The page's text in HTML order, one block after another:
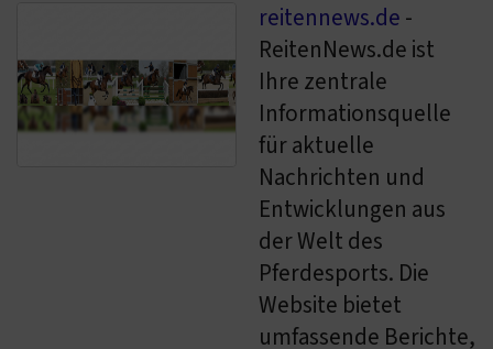
reitennews.de -
ReitenNews.de ist
Ihre zentrale
Informationsquelle
für aktuelle
Nachrichten und
Entwicklungen aus
der Welt des
Pferdesports. Die
Website bietet
umfassende Berichte,